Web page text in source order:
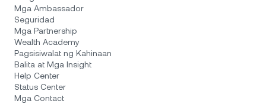
Mga Ambassador
Seguridad
Mga Partnership
Wealth Academy
Pagsisiwalat ng Kahinaan
Balita at Mga Insight
Help Center
Status Center
Mga Contact